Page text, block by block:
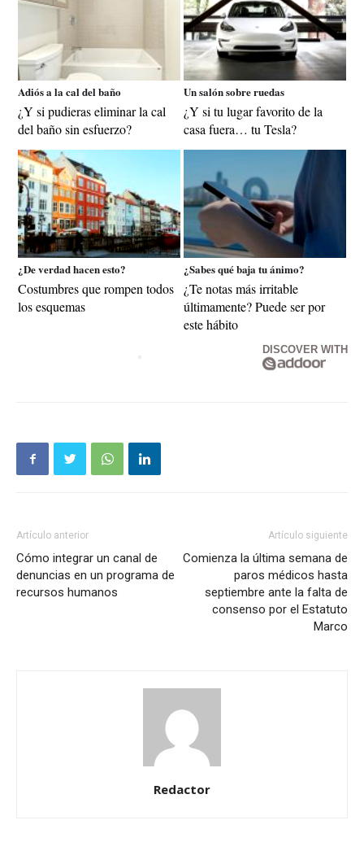
Adiós a la cal del baño
¿Y si pudieras eliminar la cal
del baño sin esfuerzo?
Un salón sobre ruedas
¿Y si tu lugar favorito de la
casa fuera… tu Tesla?
¿De verdad hacen esto?
Costumbres que rompen todos
los esquemas
¿Sabes qué baja tu ánimo?
¿Te notas más irritable
últimamente? Puede ser por
este hábito
DISCOVER WITH
Artículo anterior
Cómo integrar un canal de
denuncias en un programa de
recursos humanos
Artículo siguiente
Comienza la última semana de
paros médicos hasta
septiembre ante la falta de
consenso por el Estatuto
Marco
Redactor